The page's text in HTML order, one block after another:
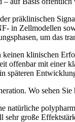
präklinischen
in Zellmodellen
um das
keinen klinischen
offenbar mit einer
späteren
Wo sehen
natürliche
sehr große